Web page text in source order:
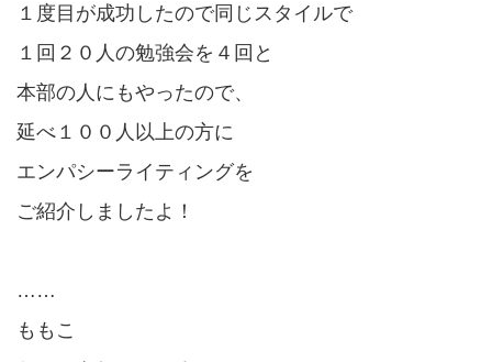
１度目が成功したので同じスタイルで
１回２０人の勉強会を４回と
本部の人にもやったので、
延べ１００人以上の方に
エンパシーライティングを
ご紹介しましたよ！
……
ももこ